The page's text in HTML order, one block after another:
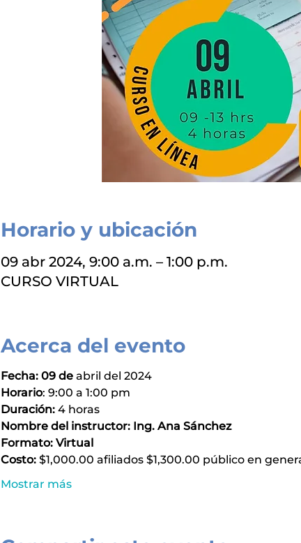
Horario y ubicación
09 abr 2024, 9:00 a.m. – 1:00 p.m.
CURSO VIRTUAL
Acerca del evento
Fecha: 09 de abril del 2024
Horario: 9:00 a 1:00 pm
Duración: 4 horas
Nombre del instructor: Ing. Ana Sánchez
Formato: Virtual
Costo: $1,000.00 afiliados $1,300.00 público en
Mostrar más